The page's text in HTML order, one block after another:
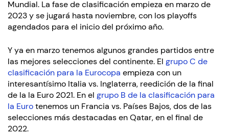
Mundial. La fase de clasificación empieza en marzo de
2023 y se jugará hasta noviembre, con los playoffs
agendados para el inicio del próximo año.
Y ya en marzo tenemos algunos grandes partidos entre
las mejores selecciones del continente. El grupo C de
clasificación para la Eurocopa empieza con un
interesantísimo Italia vs. Inglaterra, reedición de la final
de la la Euro 2021. En el grupo B de la clasificación para
la Eurotenemos un Francia vs. Países Bajos, dos de las
selecciones más destacadas en Qatar, en el final de
2022.